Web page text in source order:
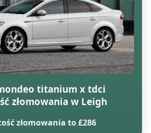
titanium x tdci
złomowania w Leigh
złomowania to £286